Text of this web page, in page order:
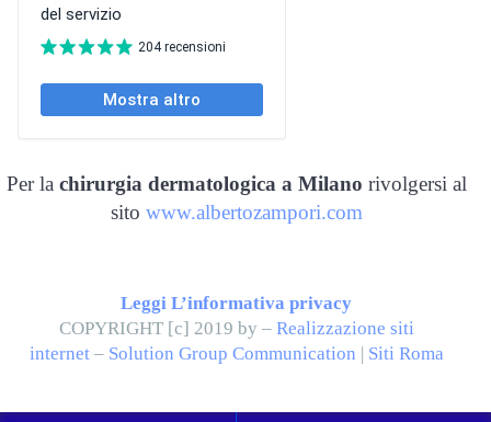
Per la chirurgia dermatologica a Milano rivolgersi al
sito www.albertozampori.com
Leggi L’informativa privacy
COPYRIGHT [c] 2019 by – Realizzazione siti
internet– Solution Group Communication | Siti Roma